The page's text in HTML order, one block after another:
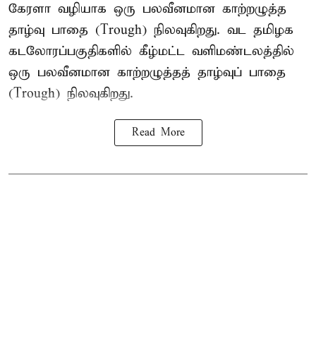
கேரளா வழியாக ஒரு பலவீனமான காற்றழுத்த
தாழ்வு பாதை (Trough) நிலவுகிறது. வட தமிழக
கடலோரப்பகுதிகளில் கீழ்மட்ட வளிமண்டலத்தில்
ஒரு பலவீனமான காற்றழுத்தத் தாழ்வுப் பாதை
(Trough) நிலவுகிறது.
Read More